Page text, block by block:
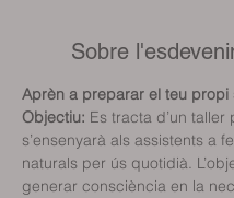
Sobre
Aprèn a preparar el teu propi
Objectiu: Es tracta d’un taller
s’ensenyarà als assistents a
naturals per ús quotidià.
generar consciència en la